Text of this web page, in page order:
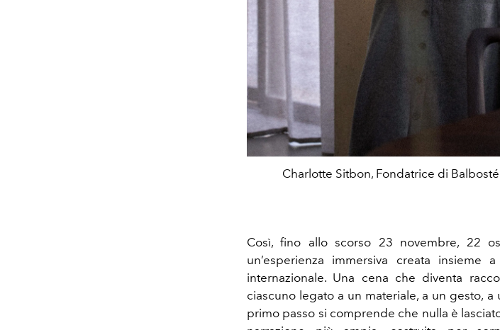
Charlotte Sitbon, Fondatrice di
Così, fino allo scorso 23 novembre, 22
un’esperienza immersiva creata
internazionale. Una cena che diventa
ciascuno legato a un materiale, a un gesto,
primo passo si comprende che nulla è